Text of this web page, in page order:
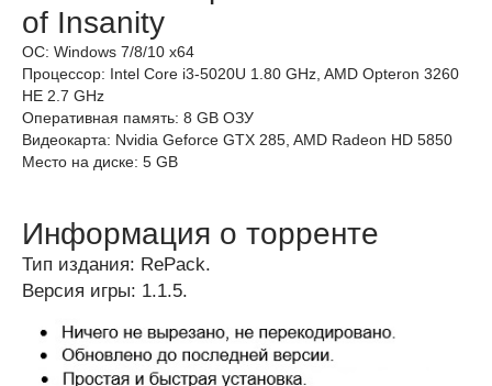
of Insanity
ОС: Windows 7/8/10 x64
Процессор: Intel Core i3-5020U 1.80 GHz, AMD Opteron 3260
HE 2.7 GHz
Оперативная память: 8 GB ОЗУ
Видеокарта: Nvidia Geforce GTX 285, AMD Radeon HD 5850
Место на диске: 5 GB
Информация о торренте
Тип издания: RePack.
Версия игры: 1.1.5.